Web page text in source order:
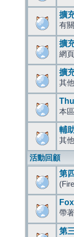
擴
有
擴
網
擴
其
本
輔
其
活動回顧
第
帶
第